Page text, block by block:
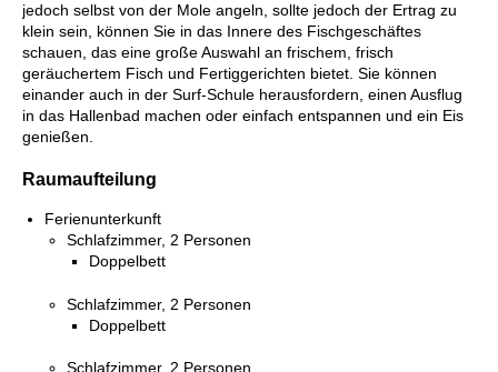
jedoch selbst von der Mole angeln, sollte jedoch der Ertrag zu
klein sein, können Sie in das Innere des Fischgeschäftes
schauen, das eine große Auswahl an frischem, frisch
geräuchertem Fisch und Fertiggerichten bietet. Sie können
einander auch in der Surf-Schule herausfordern, einen Ausflug
in das Hallenbad machen oder einfach entspannen und ein Eis
genießen.
Raumaufteilung
Ferienunterkunft
Schlafzimmer, 2 Personen
Doppelbett
Schlafzimmer, 2 Personen
Doppelbett
Schlafzimmer, 2 Personen